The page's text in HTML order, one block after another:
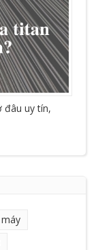
đâu uy tín,